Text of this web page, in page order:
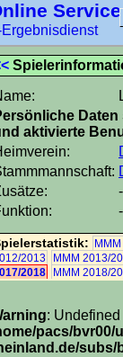
Service
aktivierte
2013
MMM 2013/
2018
MMM 2018/
:
pacs/bvr00/